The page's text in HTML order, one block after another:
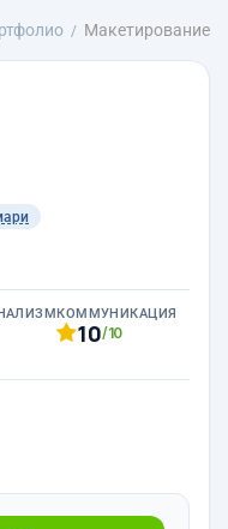
Макетирование
КОММУНИКАЦИЯ
10/10